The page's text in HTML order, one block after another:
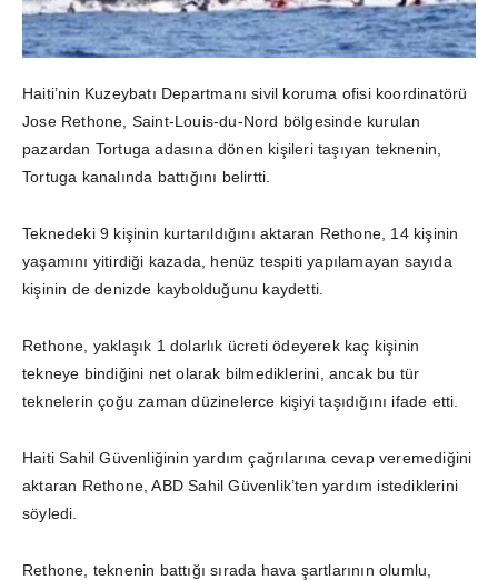
Haiti’nin Kuzeybatı Departmanı sivil koruma ofisi koordinatörü
Jose Rethone, Saint-Louis-du-Nord bölgesinde kurulan
pazardan Tortuga adasına dönen kişileri taşıyan teknenin,
Tortuga kanalında battığını belirtti.
Teknedeki 9 kişinin kurtarıldığını aktaran Rethone, 14 kişinin
yaşamını yitirdiği kazada, henüz tespiti yapılamayan sayıda
kişinin de denizde kaybolduğunu kaydetti.
Rethone, yaklaşık 1 dolarlık ücreti ödeyerek kaç kişinin
tekneye bindiğini net olarak bilmediklerini, ancak bu tür
teknelerin çoğu zaman düzinelerce kişiyi taşıdığını ifade etti.
Haiti Sahil Güvenliğinin yardım çağrılarına cevap veremediğini
aktaran Rethone, ABD Sahil Güvenlik’ten yardım istediklerini
söyledi.
Rethone, teknenin battığı sırada hava şartlarının olumlu,